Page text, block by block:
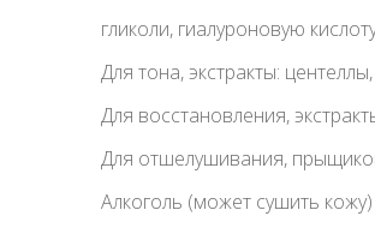
гликоли, гиалуроновую
Для тона, экстракты:
Для восстановления,
Для отшелушивания,
Алкоголь (может сушить кожу)